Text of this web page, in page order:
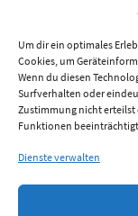
Um dir ein optimales
Cookies, um
Wenn du diesen
Surfverhalten oder
Zustimmung nicht
Funktionen
Dienste verwalten